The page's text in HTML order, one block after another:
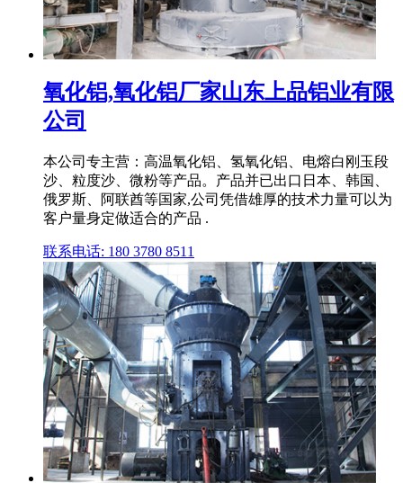
氧化铝,氧化铝厂家山东上品铝业有限
公司
本公司专主营：高温氧化铝、氢氧化铝、电熔白刚玉段
沙、粒度沙、微粉等产品。产品并已出口日本、韩国、
俄罗斯、阿联酋等国家,公司凭借雄厚的技术力量可以为
客户量身定做适合的产品 .
联系电话: 180 3780 8511